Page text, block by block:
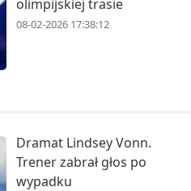
olimpijskiej trasie
08-02-2026 17:38:12
Dramat ​Lindsey Vonn.
Trener zabrał głos po
wypadku